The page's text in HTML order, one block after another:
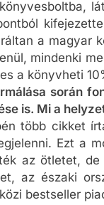
a magyar
mindenki
a könyvheti
során
is. Mi a
több cikket
Ezt a
az ötletet,
az északi
bestseller